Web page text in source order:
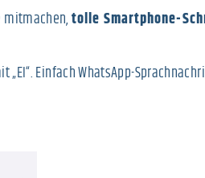
mitmachen,tolle Smartphone-
Einfach WhatsApp-